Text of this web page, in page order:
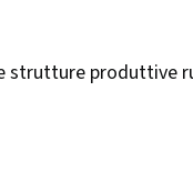
strutture produttive